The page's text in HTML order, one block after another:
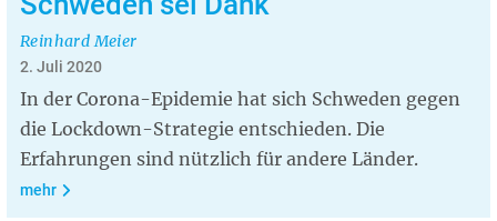
Reinhard Meier
2. Juli 2020
In der Corona-Epidemie hat sich Schweden gegen
die Lockdown-Strategie entschieden. Die
Erfahrungen sind nützlich für andere Länder.
mehr